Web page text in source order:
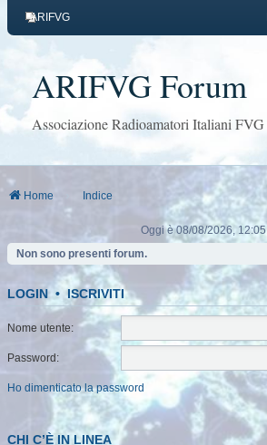
ARIFVG
ARIFVG Forum
Associazione Radioamatori Italiani FVG
Home Indice
Oggi è 08/08/2026, 12:05
Non sono presenti forum.
LOGIN •ISCRIVITI
Nome utente:
Password:
Ho dimenticato la password
CHI C’È IN LINEA